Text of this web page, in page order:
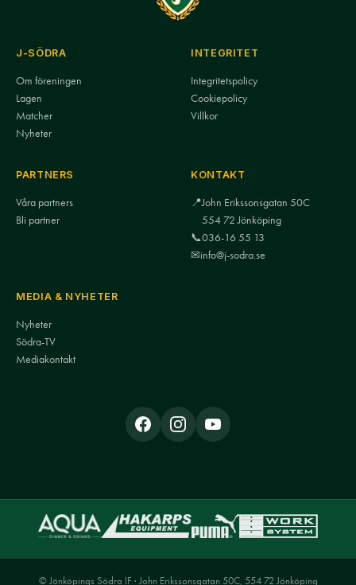
J-SÖDRA
Om föreningen
Lagen
Matcher
Nyheter
INTEGRITET
Integritetspolicy
Cookiepolicy
Villkor
PARTNERS
Våra partners
Bli partner
KONTAKT
📍John Erikssonsgatan 50C
554 72 Jönköping
📞036-16 55 13
✉info@j-sodra.se
MEDIA & NYHETER
Nyheter
Södra-TV
Mediakontakt
© Jönköpings Södra IF · John Erikssonsgatan 50C, 554 72 Jönköping